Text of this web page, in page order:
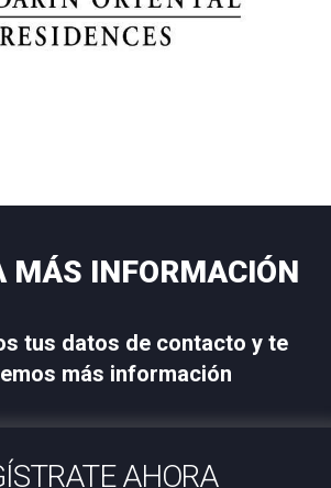
MÁS INFORMACIÓN
tus datos de contacto y te
más información
AHORA